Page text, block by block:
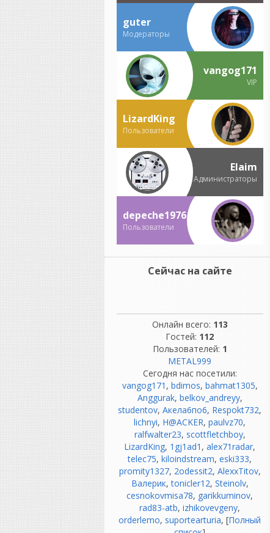
Написал для него и
Эминема десятки
платиновых хитов
(включая
«Not Afraid»и
«God's Plan»). [1]
Mustard (DJ Mustard) —
автор фирменного
минималистичного вест-
кост звучания. Делал
треки для Рианны, Tyga и
Roddy Ricch. [ 1, 2]
WondaGurl — канадская
девушка-продюсер,
которая еще в
подростковом возрасте
начала писать
платиновые биты для
Travis Scott (
«Antidote»),
Jay-Z и Канье Уэста. [1]
Murda Beatz — автор
for What»). []
мегахит«Crank That»
(2007 год) занял первое
место в Billboard, будучи
полностью написанным в
FL Studio на стандартных
бесплатных звуках. [
Электронная музыка и бас-
сцена (EDM / Bass)
Deadmau5 (Джоэль
Томас Циммерман) —
один из главных
популяризаторов
программы в
электронной музыке.
Начинал свой путь на
официальных форумах
guter
Модераторы
vangog171
VIP
LizardKing
Пользователи
Elaim
Администраторы
depeche1976
Пользователи
Сейчас на сайте
Онлайн всего: 113
Гостей: 112
Пользователей: 1
METAL999
Сегодня нас посетили:
vangog171 , bdimos, bahmat1305,
Anggurak, belkov_andreyy,
studentov, Акела6по6, Respokt732,
lichnyi, H@ACKER, paulvz70,
ralfwalter23, scottfletchboy,
LizardKing, 1gj1ad1 , alex71radar,
telec75, kiloindstream, eski333,
promity1327, 2odessit2, AlexxTitov,
Валерик,tonicler12, Steinolv,
cesnokovmisa78, garikkuminov,
rad83-atb, izhikovevgeny,
orderlemo, suportearturia, [Полный